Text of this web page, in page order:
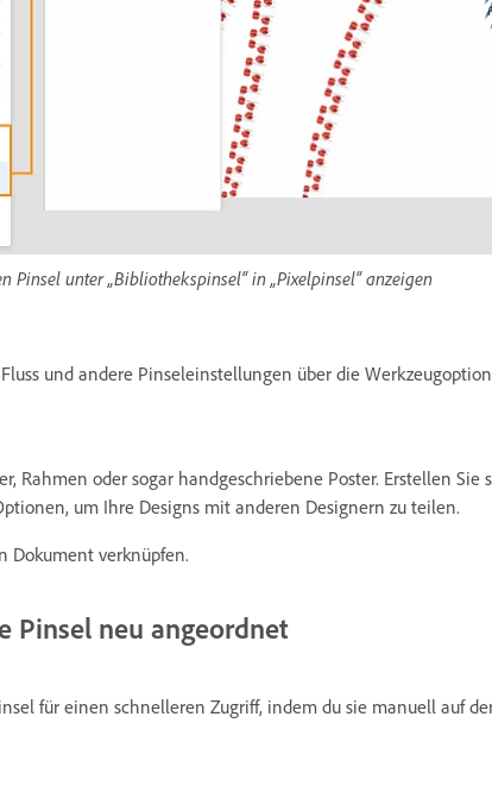
Pinsel unter „Bibliothekspinsel“ in „Pixelpinsel“ anzeigen
und andere Pinseleinstellungen über die
Rahmen oder sogar handgeschriebene Poster. Erstellen
um Ihre Designs mit anderen Designern zu teilen.
Dokument verknüpfen.
Pinsel neu angeordnet
für einen schnelleren Zugriff, indem du sie manuell auf